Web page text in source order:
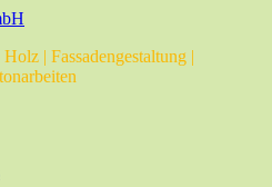
| Fassadengestaltung |